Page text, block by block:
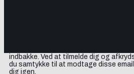
indbakke. Ved at tilmelde dig og
du samtykke til at modtage disse
dig igen.